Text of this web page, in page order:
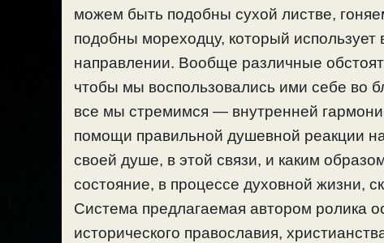
можем быть подобны сухой листве,
подобны мореходцу, который
направлении. Вообще различные
чтобы мы воспользовались ими себе во
все мы стремимся — внутренней
помощи правильной душевной реакции
своей душе, в этой связи, и каким
состояние, в процессе духовной жизни,
Система предлагаемая автором ролика
исторического православия,